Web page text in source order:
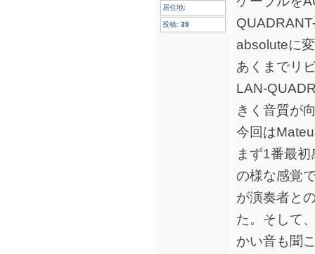
居住地:
投稿: 39
absoluteに
あくまでリ
LAN-
きく音質が
今回は
まず1番最
の様な感覚
が演奏者と
た。そして
かい音も聞